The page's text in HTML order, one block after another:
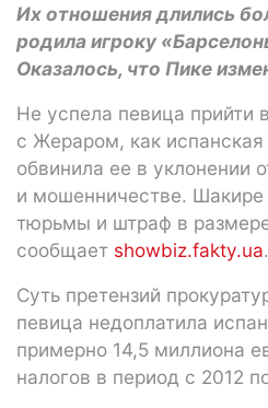
Их отношения длились
родила игроку
Оказалось, что Пике
Не успела певица прийти
с Жераром, как испанская
обвинила ее в уклонении
и мошенничестве. Шакире
тюрьмы и штраф в
сообщает showbiz.fakty.ua.
Суть претензий
певица недоплатила
примерно 14,5 миллиона
налогов в период с 2012